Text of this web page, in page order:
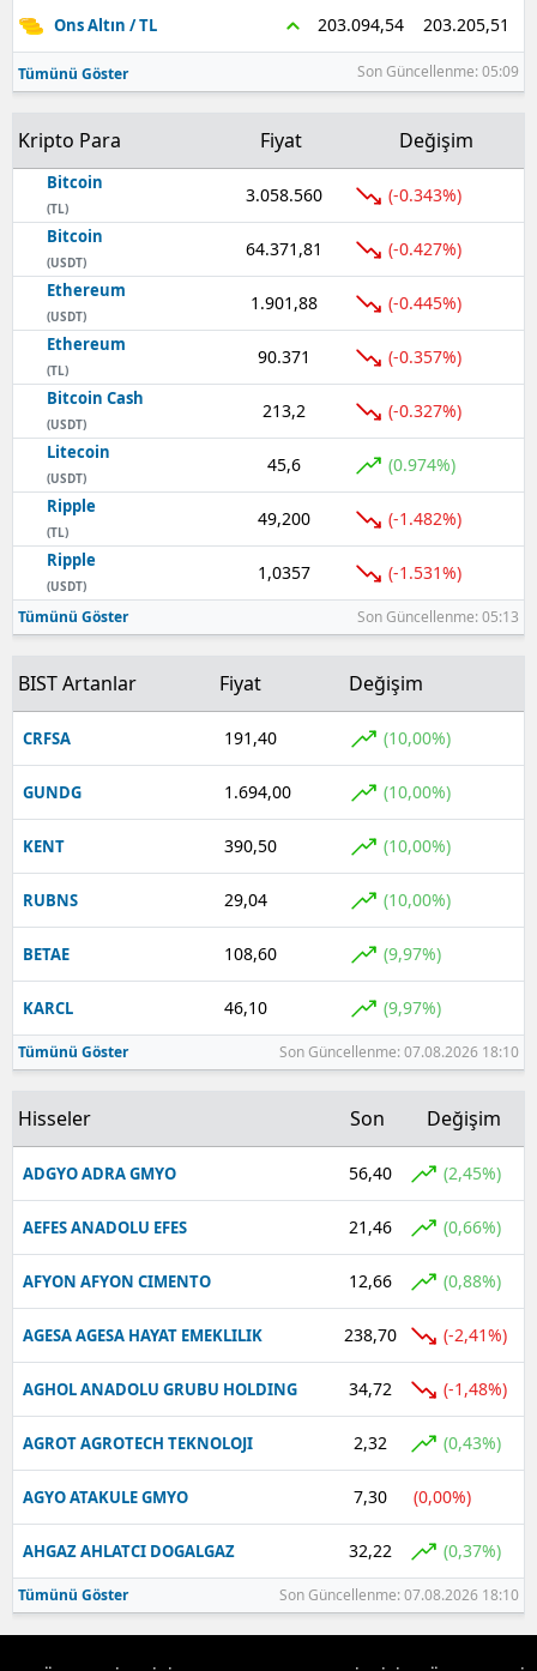
Ons Altın / TL 203.094,54 203.205,51
Tümünü Göster Son Güncellenme: 05:09
Kripto Para Fiyat Değişim
Bitcoin
(TL)
3.058.560 (-0.343%)
Bitcoin
(USDT)
64.371,81 (-0.427%)
Ethereum
(USDT)
1.901,88 (-0.445%)
Ethereum
(TL)
90.371 (-0.357%)
Bitcoin Cash
(USDT)
213,2 (-0.327%)
Litecoin
(USDT)
45,6 (0.974%)
Ripple
(TL)
49,200 (-1.482%)
Ripple
(USDT)
1,0357 (-1.531%)
Tümünü Göster Son Güncellenme: 05:13
BIST Artanlar Fiyat Değişim
CRFSA 191,40 (10,00%)
GUNDG 1.694,00 (10,00%)
KENT 390,50 (10,00%)
RUBNS 29,04 (10,00%)
BETAE 108,60 (9,97%)
KARCL 46,10 (9,97%)
Tümünü Göster Son Güncellenme: 07.08.2026 18:10
Hisseler Son Değişim
ADGYO ADRA GMYO 56,40 (2,45%)
AEFES ANADOLU EFES 21,46 (0,66%)
AFYON AFYON CIMENTO 12,66 (0,88%)
AGESA AGESA HAYAT EMEKLILIK 238,70 (-2,41%)
AGHOL ANADOLU GRUBU HOLDING 34,72 (-1,48%)
AGROT AGROTECH TEKNOLOJI 2,32 (0,43%)
AGYO ATAKULE GMYO 7,30 (0,00%)
AHGAZ AHLATCI DOGALGAZ 32,22 (0,37%)
Tümünü Göster Son Güncellenme: 07.08.2026 18:10